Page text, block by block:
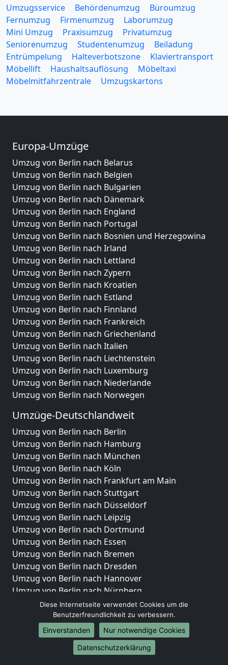
Umzugsservice Behördenumzug
Büroumzug
Fernumzug
Firmenumzug
Laborumzug
Mini Umzug
Praxisumzug
Privatumzug
Seniorenumzug
Studentenumzug
Beiladung
Entrümpelung
Halteverbotszone
Klaviertransport
Möbellift
Haushaltsauflösung
Möbeltaxi
Möbelmitfahrzentrale
Umzugskartons
Europa-Umzüge
Umzug von Berlin nach Belarus
Umzug von Berlin nach Belgien
Umzug von Berlin nach Bulgarien
Umzug von Berlin nach Dänemark
Umzug von Berlin nach England
Umzug von Berlin nach Portugal
Umzug von Berlin nach Bosnien und Herzegowina
Umzug von Berlin nach Irland
Umzug von Berlin nach Lettland
Umzug von Berlin nach Zypern
Umzug von Berlin nach Kroatien
Umzug von Berlin nach Estland
Umzug von Berlin nach Finnland
Umzug von Berlin nach Frankreich
Umzug von Berlin nach Griechenland
Umzug von Berlin nach Italien
Umzug von Berlin nach Liechtenstein
Umzug von Berlin nach Luxemburg
Umzug von Berlin nach Niederlande
Umzug von Berlin nach Norwegen
Umzüge-Deutschlandweit
Umzug von Berlin nach Berlin
Umzug von Berlin nach Hamburg
Umzug von Berlin nach München
Umzug von Berlin nach Köln
Umzug von Berlin nach Frankfurt am Main
Umzug von Berlin nach Stuttgart
Umzug von Berlin nach Düsseldorf
Umzug von Berlin nach Leipzig
Umzug von Berlin nach Dortmund
Umzug von Berlin nach Essen
Umzug von Berlin nach Bremen
Umzug von Berlin nach Dresden
Umzug von Berlin nach Hannover
Umzug von Berlin nach Nürnberg
Umzug von Berlin nach Duisburg
Umzug von Berlin nach Bochum
Umzug von Berlin nach Wuppertal
Umzug von Berlin nach Bielefeld
Umzug von Berlin nach Bonn
Diese Internetseite verwendet Cookies um die
Benutzerfreundlichkeit zu verbessern.
Einverstanden
Nur notwendige Cookies
Datenschutzerklärung